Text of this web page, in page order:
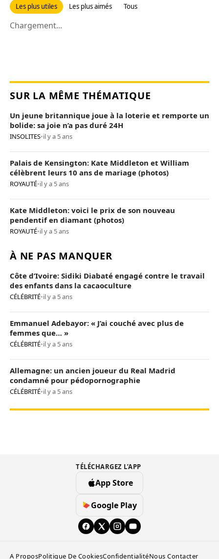
Les plus utiles Les plus aimés Tous
Chargement...
SUR LA MÊME THÉMATIQUE
Un jeune britannique joue à la loterie et remporte un
bolide: sa joie n’a pas duré 24H
INSOLITES•il y a 5 ans
Palais de Kensington: Kate Middleton et William
célèbrent leurs 10 ans de mariage (photos)
ROYAUTÉ•il y a 5 ans
Kate Middleton: voici le prix de son nouveau
pendentif en diamant (photos)
ROYAUTÉ•il y a 5 ans
À NE PAS MANQUER
Côte d’Ivoire: Sidiki Diabaté engagé contre le travail
des enfants dans la cacaoculture
CÉLÉBRITÉ•il y a 5 ans
Emmanuel Adebayor: « J’ai couché avec plus de
femmes que… »
CÉLÉBRITÉ•il y a 5 ans
Allemagne: un ancien joueur du Real Madrid
condamné pour pédopornographie
CÉLÉBRITÉ•il y a 5 ans
TÉLÉCHARGEZ L’APP
App Store
Google Play
A ProposPolitique De CookiesConfidentialitéNous Contacter